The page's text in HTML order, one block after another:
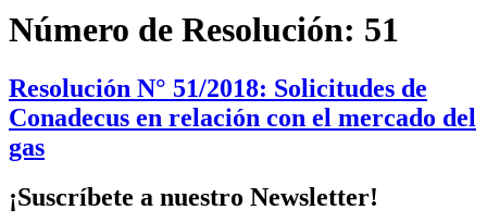
Número de Resolución: 51
Resolución N° 51/2018: Solicitudes de
Conadecus en relación con el mercado del
gas
¡Suscríbete a nuestro Newsletter!